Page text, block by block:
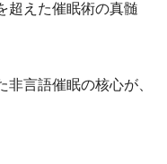
超えた催眠術の真髄
言語催眠の核心が、